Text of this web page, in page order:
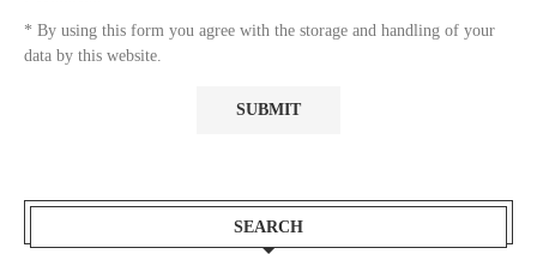
* By using this form you agree with the storage and handling of your
data by this website.
SEARCH